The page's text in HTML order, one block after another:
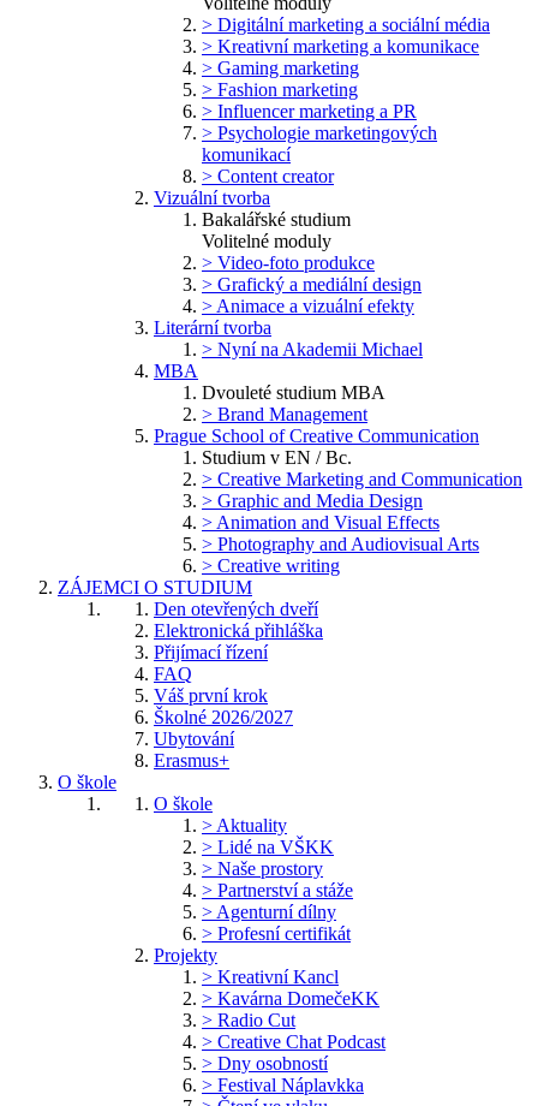
> Digitální marketing a sociální média
> Kreativní marketing a komunikace
> Gaming marketing
> Fashion marketing
> Influencer marketing a PR
> Psychologie marketingových
komunikací
> Content creator
Vizuální tvorba
Bakalářské studium
Volitelné moduly
> Video-foto produkce
> Grafický a mediální design
> Animace a vizuální efekty
Literární tvorba
> Nyní na Akademii Michael
MBA
Dvouleté studium MBA
> Brand Management
Prague School of Creative Communication
Studium v EN / Bc.
> Creative Marketing and Communication
> Graphic and Media Design
> Animation and Visual Effects
> Photography and Audiovisual Arts
> Creative writing
ZÁJEMCI O STUDIUM
Den otevřených dveří
Elektronická přihláška
Přijímací řízení
FAQ
Váš první krok
Školné 2026/2027
Ubytování
Erasmus+
O škole
O škole
> Aktuality
> Lidé na VŠKK
> Naše prostory
> Partnerství a stáže
> Agenturní dílny
> Profesní certifikát
Projekty
> Kreativní Kancl
> Kavárna DomečeKK
> Radio Cut
> Creative Chat Podcast
> Dny osobností
> Festival Náplavkka